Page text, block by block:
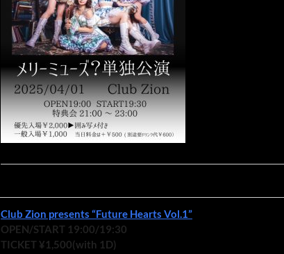
Club Zion presents “Future Hearts Vol.1”
OPEN/START 19:00/19:30
TICKET ¥1,500(with 1D)